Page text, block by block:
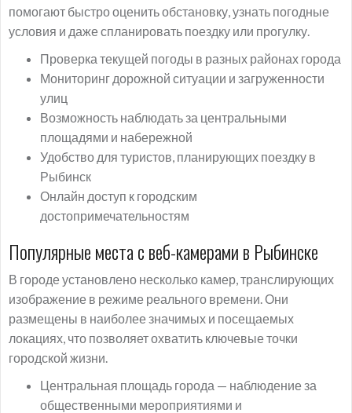
помогают быстро оценить обстановку, узнать погодные
условия и даже спланировать поездку или прогулку.
Проверка текущей погоды в разных районах города
Мониторинг дорожной ситуации и загруженности
улиц
Возможность наблюдать за центральными
площадями и набережной
Удобство для туристов, планирующих поездку в
Рыбинск
Онлайн доступ к городским
достопримечательностям
Популярные места с веб-камерами в Рыбинске
В городе установлено несколько камер, транслирующих
изображение в режиме реального времени. Они
размещены в наиболее значимых и посещаемых
локациях, что позволяет охватить ключевые точки
городской жизни.
Центральная площадь города — наблюдение за
общественными мероприятиями и